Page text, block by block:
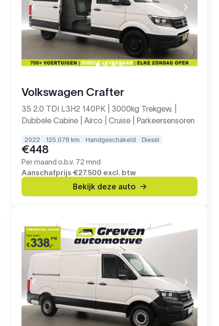
Volkswagen Crafter
35 2.0 TDI L3H2 140PK | 3000kg Trekgew. |
Dubbele Cabine | Airco | Cruise | Parkeersensoren
2022 125.078 km Handgeschakeld Diesel
€448
Per maand o.b.v. 72 mnd
Aanschafprijs €27.500 excl. btw
Bekijk deze auto